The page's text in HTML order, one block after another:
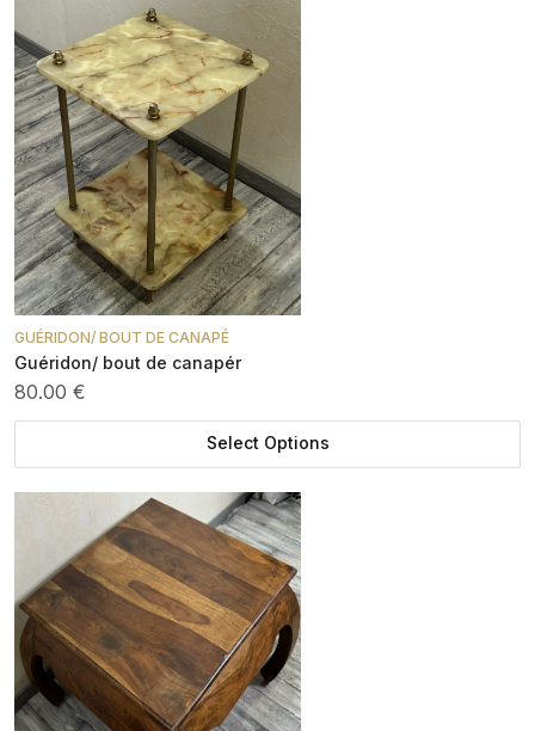
GUÉRIDON/ BOUT DE CANAPÉ
Guéridon/ bout de canapér
80.00 €
Select Options